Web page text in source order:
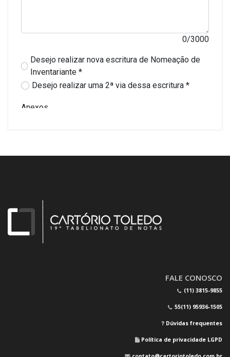
FALE CONOSCO
(11) 3815-9855
55(11) 95936-1505
Dúvidas frequentes
Política de privacidade LGPD